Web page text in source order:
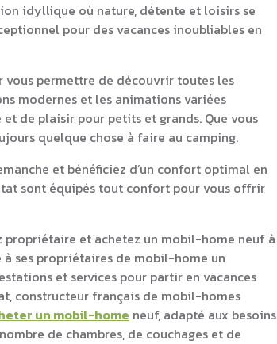
idyllique où nature, détente et loisirs se
pour des vacances inoubliables en
vous permettre de découvrir toutes les
modernes et les animations variées
de plaisir pour petits et grands. Que vous
quelque chose à faire au camping.
et bénéficiez d’un confort optimal en
sont équipés tout confort pour vous offrir
propriétaire et achetez un mobil-home neuf à
à ses propriétaires de mobil-home un
et services pour partir en vacances
constructeur français de mobil-homes
un mobil-home neuf, adapté aux besoins
de chambres, de couchages et de